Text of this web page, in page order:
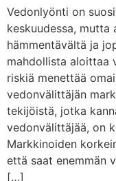
Vedonlyönti on
keskuudessa,
hämmentävältä ja
mahdollista aloittaa
riskiä menettää
vedonvälittäjän
tekijöistä, jotka
vedonvälittäjää, on
Markkinoiden
että saat enemmän
[…]